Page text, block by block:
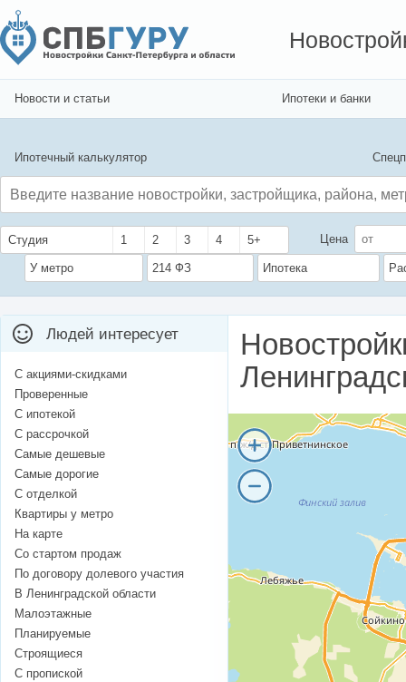
Новости и статьи Ипотеки и банки
Ипотечный калькулятор
Студия 1 2 3 4 5+ Цена
У метро 214 ФЗ Ипотека
Людей интересует
С акциями-скидками
Проверенные
С ипотекой
С рассрочкой
Самые дешевые
Самые дорогие
С отделкой
Квартиры у метро
На карте
Со стартом продаж
По договору долевого участия
В Ленинградской области
Малоэтажные
Планируемые
Строящиеся
С пропиской